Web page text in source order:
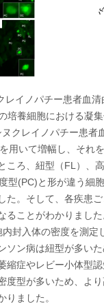
レイノパチー患者血清
培養細胞における凝
クレイノパチー患者
用いて増幅し、それ
ころ、紐型（FL）、
型(PC)と形が違う細
た。そして、各疾患
ることがわかりました
内封入体の密度を測定
ソン病は紐型が多い
縮症やレビー小体型
度型が多いため、よ
りました。